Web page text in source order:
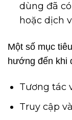
dùng đã
hoặc dịch
Một số mục
hướng đến khi
Tương tác
Truy cập